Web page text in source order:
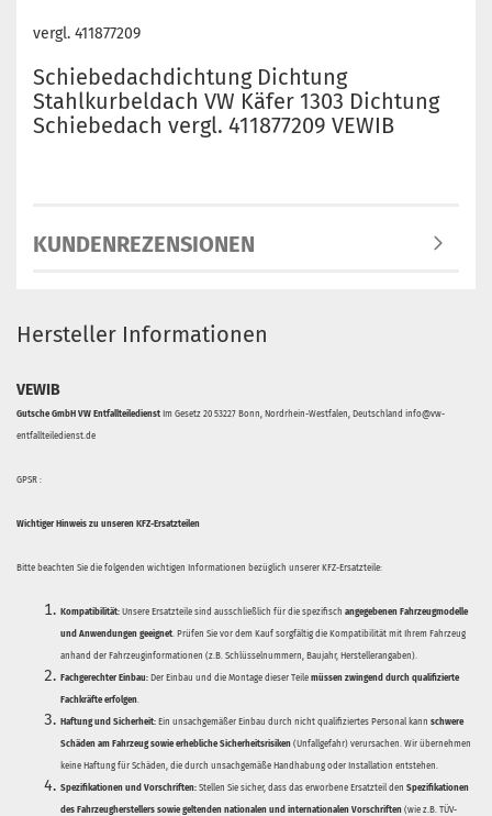
vergl. 411877209
Schiebedachdichtung Dichtung
Stahlkurbeldach VW Käfer 1303 Dichtung
Schiebedach vergl. 411877209 VEWIB
KUNDENREZENSIONEN
Hersteller Informationen
VEWIB
Gutsche GmbH VW Entfallteiledienst Im Gesetz 20 53227 Bonn, Nordrhein-Westfalen, Deutschland info@vw-
entfallteiledienst.de
GPSR :
Wichtiger Hinweis zu unseren KFZ-Ersatzteilen
Bitte beachten Sie die folgenden wichtigen Informationen bezüglich unserer KFZ-Ersatzteile:
Kompatibilität: Unsere Ersatzteile sind ausschließlich für die spezifisch angegebenen Fahrzeugmodelle
und Anwendungen geeignet. Prüfen Sie vor dem Kauf sorgfältig die Kompatibilität mit Ihrem Fahrzeug
anhand der Fahrzeuginformationen (z.B. Schlüsselnummern, Baujahr, Herstellerangaben).
Fachgerechter Einbau: Der Einbau und die Montage dieser Teile müssen zwingend durch qualifizierte
Fachkräfte erfolgen.
Haftung und Sicherheit: Ein unsachgemäßer Einbau durch nicht qualifiziertes Personal kann schwere
Schäden am Fahrzeug sowie erhebliche Sicherheitsrisiken (Unfallgefahr) verursachen. Wir übernehmen
keine Haftung für Schäden, die durch unsachgemäße Handhabung oder Installation entstehen.
Spezifikationen und Vorschriften: Stellen Sie sicher, dass das erworbene Ersatzteil den Spezifikationen
des Fahrzeugherstellers sowie geltenden nationalen und internationalen Vorschriften (wie z.B. TÜV-